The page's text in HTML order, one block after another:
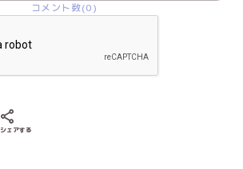
コメント数(0)
シェアする